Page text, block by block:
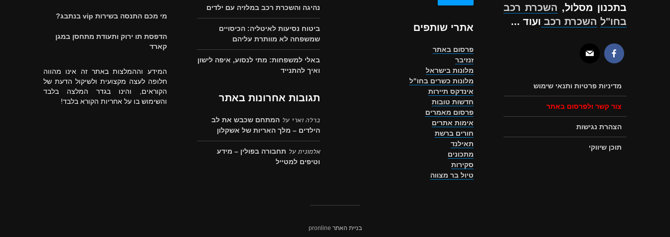
בתכנון מסלול, השכרת רכב
בחו"ל השכרת רכב ועוד ...
מדיניות פרטיות ותנאי שימוש
צור קשר ולפרסום באתר
הצהרת נגישות
תוכן שיווקי
אתרי שותפים
פרסום באתר
זנזיבר
מלונות בישראל
מלונות כשרים בחו"ל
אינדקס תיירות
חדשות טובות
פרסום מאמרים
אימות אתרים
חורים ברשת
תאילנד
מתכונים
סקירות
טיול בר מצווה
נהיגה והשכרת רכב במלזיה עם ילדים
ביטוח נסיעות לאיטליה: הכיסויים
שמשפחה לא מוותרת עליהם
באלי למשפחות: מתי לנסוע, איפה לישון
ואיך להתנייד
תגובות אחרונות באתר
ברלה וארי על המתחם שכבש את לב
הילדים – מלך האריות של אשקלון
אלמוניתעל תחבורה בפולין – מידע
וטיפים למטייל
מי מכם התנסה בשירות vip בנתבג?
הדפסת תו ירוק ותעודת מתחסן במגן
קארד
המידע וההמלצות באתר זה אינו מהווה
חלופה לעצה מקצועית ולשיקול הדעת של
הקוראים, והינו בגדר המלצה בלבד
והשימוש בו על אחריות הקורא בלבד!
בניית האתר pronline